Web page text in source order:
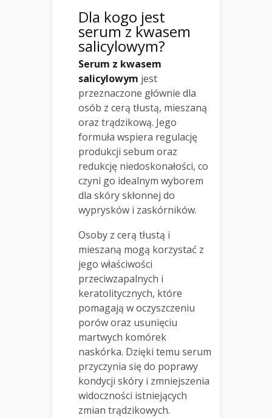
Dla kogo jest
serum z kwasem
salicylowym?
Serum z kwasem
salicylowym jest
przeznaczone głównie dla
osób z cerą tłustą, mieszaną
oraz trądzikową. Jego
formuła wspiera regulację
produkcji sebum oraz
redukcję niedoskonałości, co
czyni go idealnym wyborem
dla skóry skłonnej do
wyprysków i zaskórników.
Osoby z cerą tłustą i
mieszaną mogą korzystać z
jego właściwości
przeciwzapalnych i
keratolitycznych, które
pomagają w oczyszczeniu
porów oraz usunięciu
martwych komórek
naskórka. Dzięki temu serum
przyczynia się do poprawy
kondycji skóry i zmniejszenia
widoczności istniejących
zmian trądzikowych.